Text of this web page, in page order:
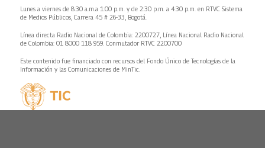
Lunes a viernes de 8:30 a.m.a 1:00 p.m. y de 2:30 p.m. a 4:30 p.m. en RTVC Sistema
de Medios Públicos, Carrera 45 # 26-33, Bogotá.
Línea directa Radio Nacional de Colombia: 2200727, Línea Nacional Radio Nacional
de Colombia: 01 8000 118 959. Conmutador RTVC 2200700
Este contenido fue financiado con recursos del Fondo Único de Tecnologías de la
Información y las Comunicaciones de MinTic.